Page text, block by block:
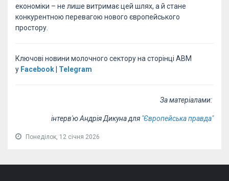
економіки – не лише витримає цей шлях, а й стане
конкурентною перевагою нового європейського
простору.
Ключові новини молочного сектору на сторінці АВМ
у Facebook Telegram
За матеріалами:
інтерв'ю Андрія Дикуна для "Європейська правда"
Понеділок, 12 січня 2026